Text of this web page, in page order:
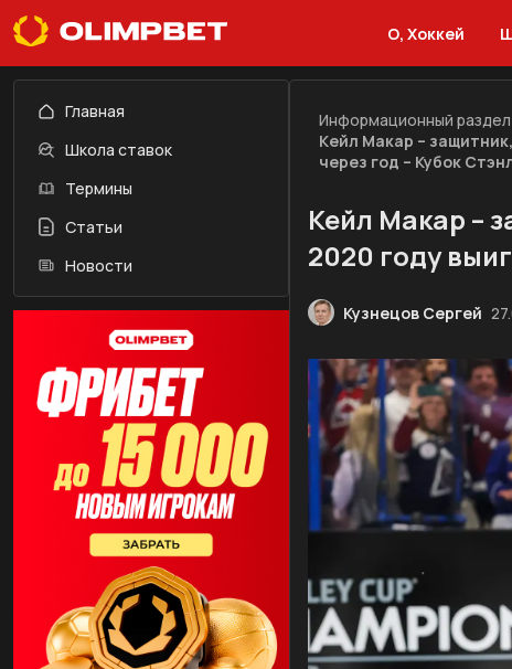
О, Хоккей
Главная
Школа ставок
Термины
Статьи
Новости
Информационный раздел
Кейл Макар –
через год – Кубок
Кейл Макар –
2020 году
Кузнецов Сергей